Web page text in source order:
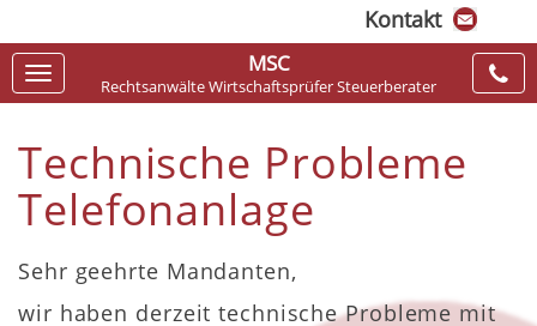
Kontakt
Navigation
ein-/ausblenden
MSC
Rechtsanwälte Wirtschaftsprüfer Steuerberater
Technische Probleme
Telefonanlage
Sehr geehrte Mandanten,
wir haben derzeit technische Probleme mit